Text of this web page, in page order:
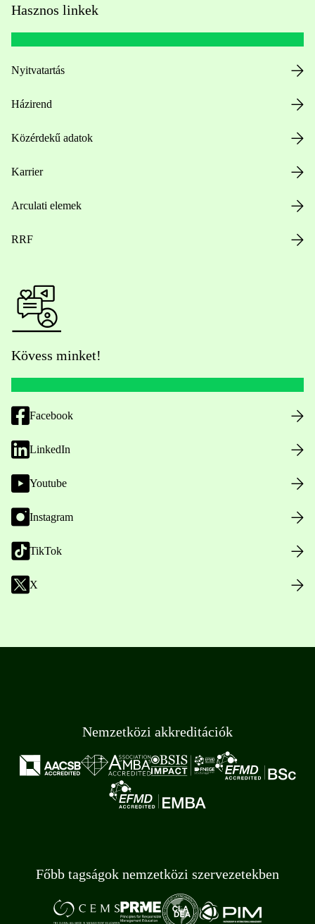
Hasznos linkek
Nyitvatartás
Házirend
Közérdekű adatok
Karrier
Arculati elemek
RRF
Kövess minket!
Facebook
LinkedIn
Youtube
Instagram
TikTok
X
Nemzetközi akkreditációk
Főbb tagságok nemzetközi szervezetekben